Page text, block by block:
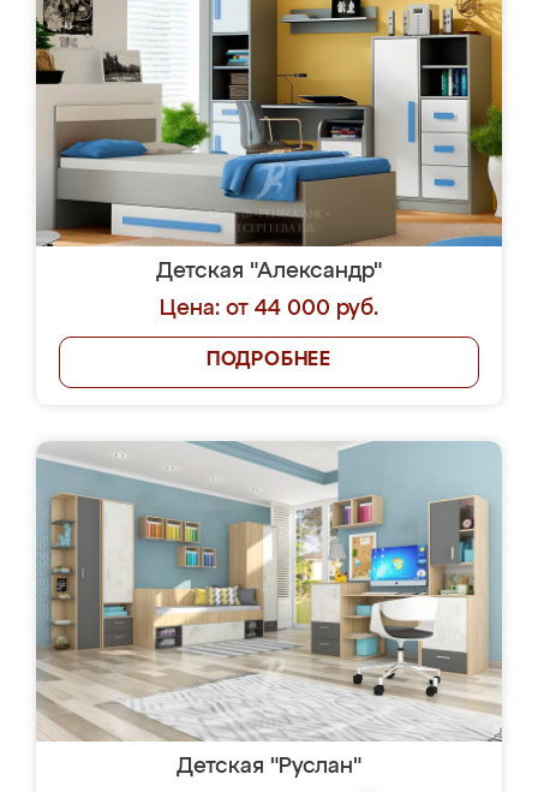
Детская "Александр"
Цена: от 44 000 руб.
ПОДРОБНЕЕ
Детская "Руслан"